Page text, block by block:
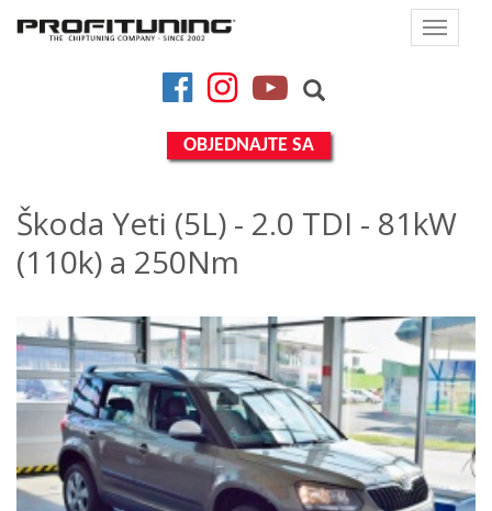
Toggle
FacebookInstagramYouTube
OBJEDNAJTE SA
Škoda Yeti (5L) - 2.0 TDI - 81kW
(110k) a 250Nm